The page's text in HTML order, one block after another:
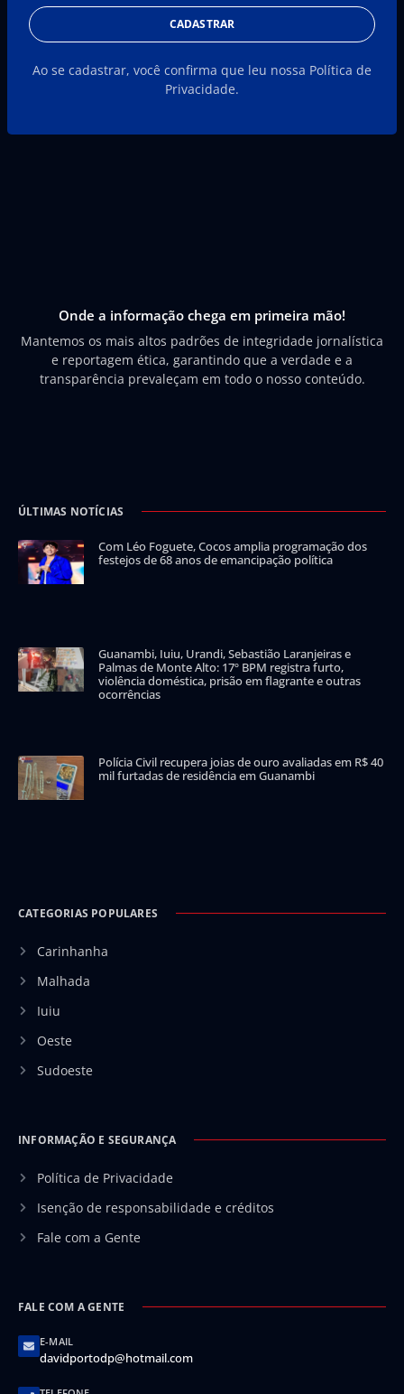
CADASTRAR
Ao se cadastrar, você confirma que leu nossa Política de
Privacidade.
Onde a informação chega em primeira mão!
Mantemos os mais altos padrões de integridade jornalística
e reportagem ética, garantindo que a verdade e a
transparência prevaleçam em todo o nosso conteúdo.
ÚLTIMAS NOTÍCIAS
Com Léo Foguete, Cocos amplia programação dos
festejos de 68 anos de emancipação política
Guanambi, Iuiu, Urandi, Sebastião Laranjeiras e
Palmas de Monte Alto: 17º BPM registra furto,
violência doméstica, prisão em flagrante e outras
ocorrências
Polícia Civil recupera joias de ouro avaliadas em R$ 40
mil furtadas de residência em Guanambi
CATEGORIAS POPULARES
Carinhanha
Malhada
Iuiu
Oeste
Sudoeste
INFORMAÇÃO E SEGURANÇA
Política de Privacidade
Isenção de responsabilidade e créditos
Fale com a Gente
FALE COM A GENTE
E-MAIL
davidportodp@hotmail.com